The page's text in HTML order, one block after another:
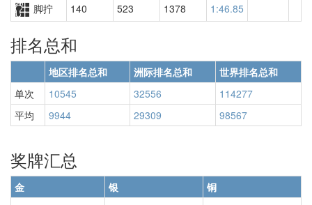
脚拧
140 523 1378 1:46.85
排名总和
地区排名总和 洲际排名总和
世界排名总和
单次
10545 32556
114277
平均
9944 29309 98567
奖牌汇总
金 银
铜